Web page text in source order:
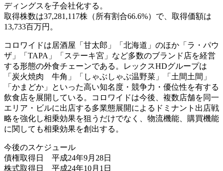
ディングスを子会社化する。
取得株数は37,281,117株（所有割合66.6%）で、取得価額は
13,733百万円。
コロワイドは居酒屋「甘太郎」「北海道」のほか「ラ・パウ
ザ」「TAPA」「ステーキ宮」など多数のブランド店を経営
する形態の外食チェーンである。レックスHDグループは
「炭火焼肉 牛角」「しゃぶしゃぶ温野菜」「土間土間」
「かまどか」といった高い知名度・競争力・優位性を有する
飲食店を展開している。コロワイドは今後、複数店舗を同一
エリア・ビルに出店する多業態展開によるドミナント出店戦
略を強化し相乗効果を狙うだけでなく、物流機能、購買機能
に関しても相乗効果を創出する。
今後のスケジュール
債権取得日 平成24年9月28日
株式取得日 平成24年10月1日